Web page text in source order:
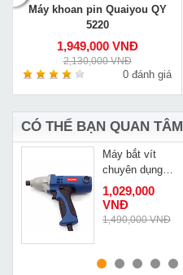
Máy khoan pin Quaiyou QY
5220
1,949,000 VNĐ
2,130,000 VNĐ
0 đánh giá
CÓ THỂ BẠN QUAN TÂM
MUA NGAY
Máy bắt vít
chuyên dụng
Dongcheng
DPL8
1,029,000
VNĐ
1,490,000 VNĐ